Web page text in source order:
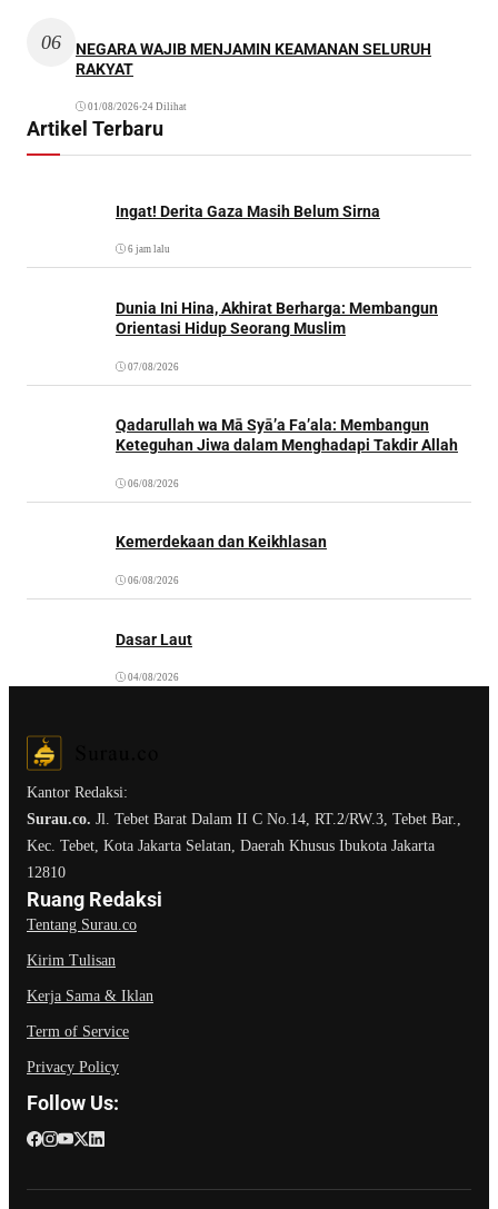
06
NEGARA WAJIB MENJAMIN KEAMANAN SELURUH
RAKYAT
01/08/2026•24 Dilihat
Artikel Terbaru
Ingat! Derita Gaza Masih Belum Sirna
6 jam lalu
Dunia Ini Hina, Akhirat Berharga: Membangun
Orientasi Hidup Seorang Muslim
07/08/2026
Qadarullah wa Mā Syā’a Fa’ala: Membangun
Keteguhan Jiwa dalam Menghadapi Takdir Allah
06/08/2026
Kemerdekaan dan Keikhlasan
06/08/2026
Dasar Laut
04/08/2026
Kantor Redaksi:
Surau.co. Jl. Tebet Barat Dalam II C No.14, RT.2/RW.3, Tebet Bar.,
Kec. Tebet, Kota Jakarta Selatan, Daerah Khusus Ibukota Jakarta
12810
Ruang Redaksi
Tentang Surau.co
Kirim Tulisan
Kerja Sama & Iklan
Term of Service
Privacy Policy
Follow Us: